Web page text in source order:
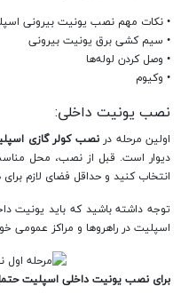
• نکات مهم نصب یونیت بیرونی
• سیم کشی برق یونیت بیرونی
• وصل کردن لوله‌ها
• وکیوم
نصب یونیت داخلی:
اولین مرحله درنصب کولر گازی
دیوار است. قبل از نصب، محل
انتخاب کنید و حداقل فضای لازم
توجه داشته باشید که باید یونیت
اسپلیت در راهروها و مراکز عمومی
برای نصب یونیت داخلی اسپلیت